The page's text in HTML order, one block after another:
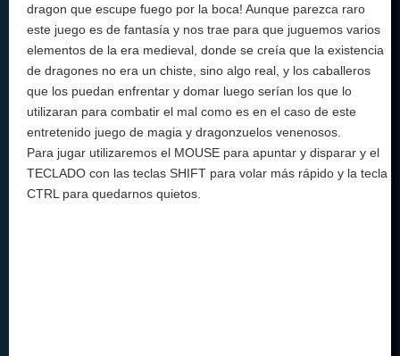
dragon que escupe fuego por la boca! Aunque parezca raro
este juego es de fantasía y nos trae para que juguemos varios
elementos de la era medieval, donde se creía que la existencia
de dragones no era un chiste, sino algo real, y los caballeros
que los puedan enfrentar y domar luego serían los que lo
utilizaran para combatir el mal como es en el caso de este
entretenido juego de magia y dragonzuelos venenosos.
Para jugar utilizaremos el MOUSE para apuntar y disparar y el
TECLADO con las teclas SHIFT para volar más rápido y la tecla
CTRL para quedarnos quietos.